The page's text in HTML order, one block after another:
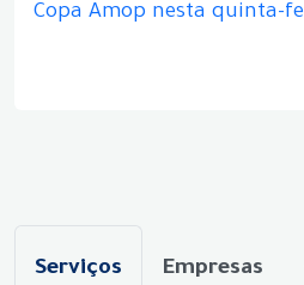
Copa Amop nesta quinta-
Serviços Empresas